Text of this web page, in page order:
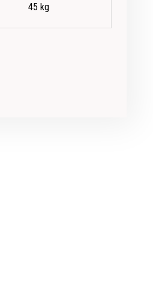
45 kg